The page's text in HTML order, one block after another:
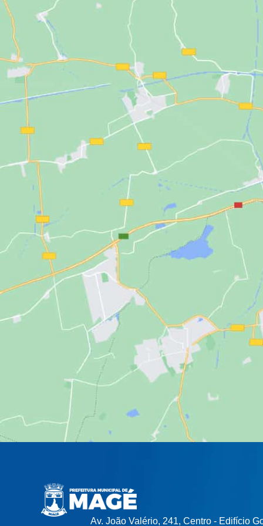
Av. João Valério, 241, Centro - Edifício